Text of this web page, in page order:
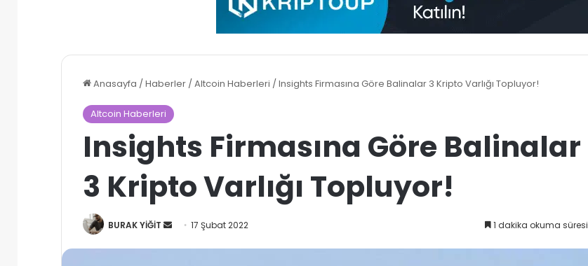
Anasayfa /Haberler /Altcoin Haberleri /Insights Firmasına Göre Balinalar 3 Kripto Varlığı Topluyor!
Altcoin Haberleri
Insights Firmasına Göre Balinalar
3 Kripto Varlığı Topluyor!
BURAK YİĞİT
Bir
17 Şubat 2022 1 dakika okuma süresi